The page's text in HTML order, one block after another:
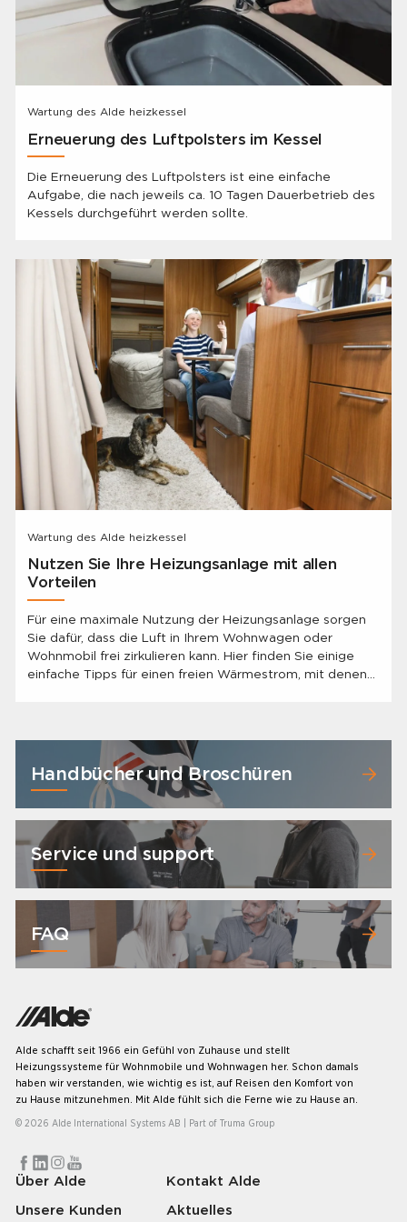
Wartung des Alde heizkessel
Erneuerung des Luftpolsters im Kessel
Die Erneuerung des Luftpolsters ist eine einfache
Aufgabe, die nach jeweils ca. 10 Tagen Dauerbetrieb des
Kessels durchgeführt werden sollte.
Wartung des Alde heizkessel
Nutzen Sie Ihre Heizungsanlage mit allen
Vorteilen
Für eine maximale Nutzung der Heizungsanlage sorgen
Sie dafür, dass die Luft in Ihrem Wohnwagen oder
Wohnmobil frei zirkulieren kann. Hier finden Sie einige
einfache Tipps für einen freien Wärmestrom, mit denen
Handbücher und Broschüren
Service und support
FAQ
Alde schafft seit 1966 ein Gefühl von Zuhause und stellt
Heizungssysteme für Wohnmobile und Wohnwagen her. Schon damals
haben wir verstanden, wie wichtig es ist, auf Reisen den Komfort von
zu Hause mitzunehmen. Mit Alde fühlt sich die Ferne wie zu Hause an.
© 2026 Alde International Systems AB | Part of Truma Group
Über Alde
Unsere Kunden
Kontakt Alde
Aktuelles